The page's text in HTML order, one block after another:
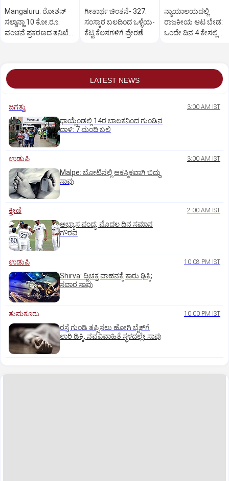
Mangaluru: ರೋಶನ್‌
ಸಲ್ಡಾನ್ಹಾ 10 ಕೋ.ರೂ.
ವಂಚನೆ ಪ್ರಕರಣದ ತನಿಖೆ
ಗೀತಾರ್ಥ ಚಿಂತನೆ- 327:
ಸಂಸ್ಕಾರ ಬಲದಿಂದ ಒಳ್ಳೆಯ-
ಕೆಟ್ಟ ಕೆಲಸಗಳಿಗೆ ಪ್ರೇರಣೆ
ನ್ಯಾಯಾಲಯದಲ್ಲಿ
ರಾಜಕೀಯ ಆಟ ಬೇಡ:
ಒಂದೇ ದಿನ 4 ಕೇಸಲ್ಲಿ
LATEST NEWS
ಜಗತ್ತು 3:00 AM IST
ಥಾಯ್ಲೆಂಡಲ್ಲಿ 14ರ ಬಾಲಕನಿಂದ ಗುಂಡಿನ
ದಾಳಿ: 7 ಮಂದಿ ಬಲಿ
ಉಡುಪಿ 3:00 AM IST
Malpe: ಬೋಟಿನಲ್ಲಿ ಆಕಸ್ಮಿಕವಾಗಿ ಬಿದ್ದು
ಸಾವು
ಕ್ರೀಡೆ 2:00 AM IST
ಅಭ್ಯಾಸ ಪಂದ್ಯ: ಮೊದಲ ದಿನ ಸಮಾನ
ಗೌರವ
ಉಡುಪಿ 10:08 PM IST
Shirva: ದ್ವಿಚಕ್ರ ವಾಹನಕ್ಕೆ ಕಾರು ಢಿಕ್ಕಿ;
ಸವಾರ ಸಾವು
ತುಮಕೂರು 10:00 PM IST
ರಸ್ತೆ ಗುಂಡಿ ತಪ್ಪಿಸಲು ಹೋಗಿ ಬೈಕ್‌ಗೆ
ಲಾರಿ ಡಿಕ್ಕಿ, ನವವಿವಾಹಿತೆ ಸ್ಥಳದಲ್ಲೇ ಸಾವು